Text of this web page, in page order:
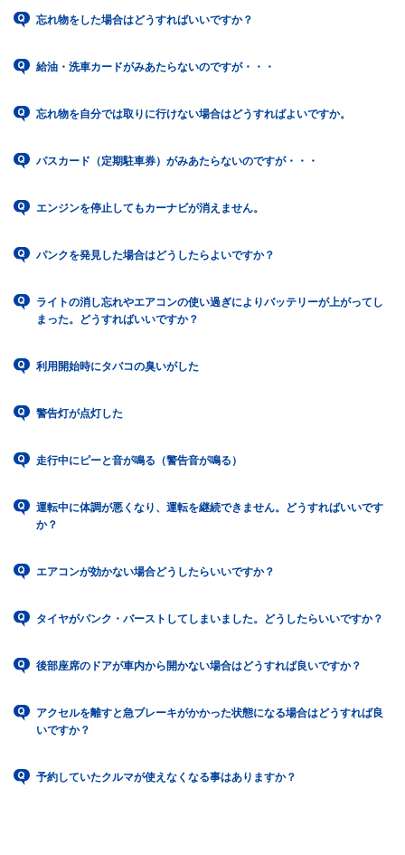
忘れ物をした場合はどうすればいいですか？
給油・洗車カードがみあたらないのですが・・・
忘れ物を自分では取りに行けない場合はどうすればよいですか。
パスカード（定期駐車券）がみあたらないのですが・・・
エンジンを停止してもカーナビが消えません。
パンクを発見した場合はどうしたらよいですか？
ライトの消し忘れやエアコンの使い過ぎによりバッテリーが上がってし
まった。どうすればいいですか？
利用開始時にタバコの臭いがした
警告灯が点灯した
走行中にピーと音が鳴る（警告音が鳴る）
運転中に体調が悪くなり、運転を継続できません。どうすればいいです
か？
エアコンが効かない場合どうしたらいいですか？
タイヤがパンク・バーストしてしまいました。どうしたらいいですか？
後部座席のドアが車内から開かない場合はどうすれば良いですか？
アクセルを離すと急ブレーキがかかった状態になる場合はどうすれば良
いですか？
予約していたクルマが使えなくなる事はありますか？